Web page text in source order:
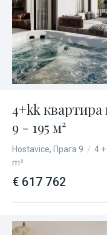
4+kk
9 - 195 м²
Hostavice, Прага 9 / 4 +
m²
€ 617 762